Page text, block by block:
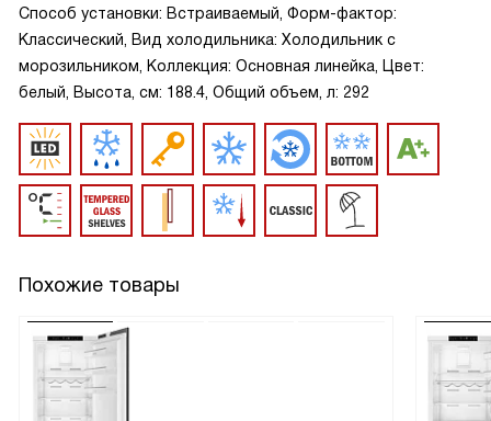
Способ установки: Встраиваемый, Форм-фактор:
Классический, Вид холодильника: Холодильник с
морозильником, Коллекция: Основная линейка, Цвет:
белый, Высота, см: 188.4, Общий объем, л: 292
Похожие товары